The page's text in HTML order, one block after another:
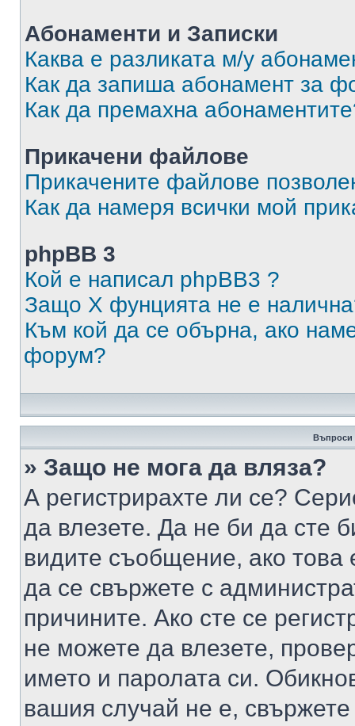
Абонаменти и Записки
Каква е разликата м/у
Как да запиша абонамент за
Как да премахна
Прикачени файлове
Прикачените файлове
Как да намеря всички мой
phpBB 3
Кой е написал phpBB3 ?
Защо X фунцията не е
Към кой да се обърна, ако
форум?
Въпроси
» Защо не мога да вляза?
А регистрирахте ли се?
да влезете. Да не би да сте
видите съобщение, ако това
да се свържете с
причините. Ако сте се
не можете да влезете,
името и паролата си.
вашия случай не е,